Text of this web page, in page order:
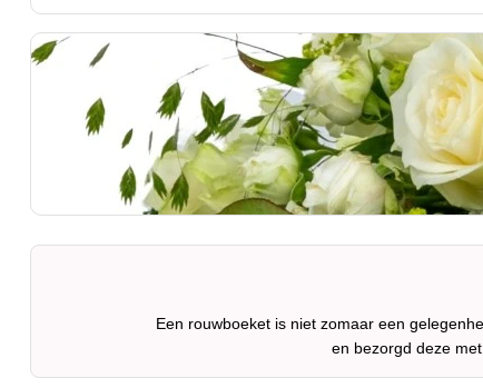
Een rouwboeket is niet zomaar een
en bezorgd deze